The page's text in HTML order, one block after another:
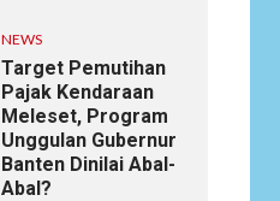
NEWS
Target Pemutihan
Pajak Kendaraan
Meleset, Program
Unggulan Gubernur
Banten Dinilai Abal-
Abal?